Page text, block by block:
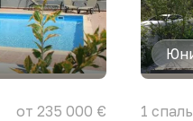
от 235 000 € 1